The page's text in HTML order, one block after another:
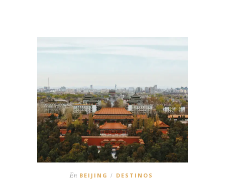
En BEIJING / DESTINOS